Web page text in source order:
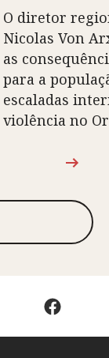
O diretor
Nicolas Von
as
para a
escaladas
violência no